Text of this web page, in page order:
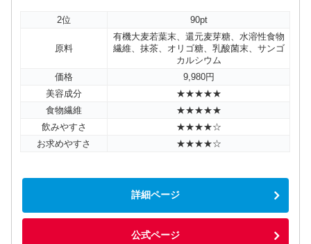
2位 90pt
原料
有機大麦若葉末、還元麦芽糖、水溶性食物
繊維、抹茶、オリゴ糖、乳酸菌末、サンゴ
カルシウム
価格
9,980円
美容成分
★★★★★
食物繊維
★★★★★
飲みやすさ
★★★★☆
お求めやすさ
★★★★☆
詳細ページ
公式ページ